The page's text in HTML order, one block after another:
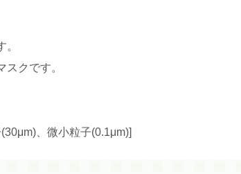
クです。
、微小粒子(0.1μm)]